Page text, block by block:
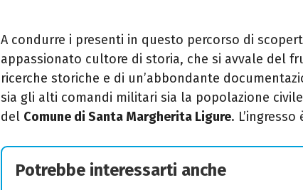
A condurre i presenti in questo percorso di
appassionato cultore di storia, che si avvale del
ricerche storiche e di un’abbondante
sia gli alti comandi militari sia la popolazione
del Comune di Santa Margherita Ligure. L’ingresso
Potrebbe interessarti anche